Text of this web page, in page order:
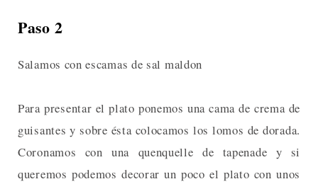
Paso 2
Salamos con escamas de sal maldon
Para presentar el plato ponemos una cama de crema de
guisantes y sobre ésta colocamos los lomos de dorada.
Coronamos con una quenquelle de tapenade y si
queremos podemos decorar un poco el plato con unos